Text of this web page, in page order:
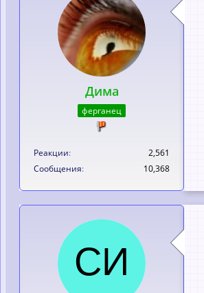
Дима
ферганец
Реакции
2,561
Сообщения
10,368